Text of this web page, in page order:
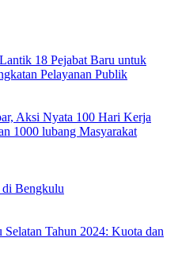
18 Pejabat Baru untuk
Pelayanan Publik
Aksi Nyata 100 Hari Kerja
1000 lubang Masyarakat
di Bengkulu
Tahun 2024: Kuota dan